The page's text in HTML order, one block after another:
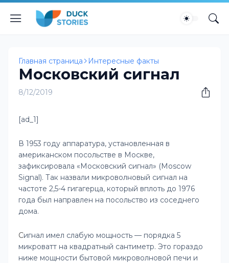
Главная страница Интересные факты
Московский сигнал
8/12/2019
[ad_1]
В 1953 году аппаратура, установленная в
американском посольстве в Москве,
зафиксировала «Московский сигнал» (Moscow
Signal). Так назвали микроволновый сигнал на
частоте 2,5-4 гигагерца, который вплоть до 1976
года был направлен на посольство из соседнего
дома.
Сигнал имел слабую мощность — порядка 5
микроватт на квадратный сантиметр. Это гораздо
ниже мощности бытовой микроволновой печи и